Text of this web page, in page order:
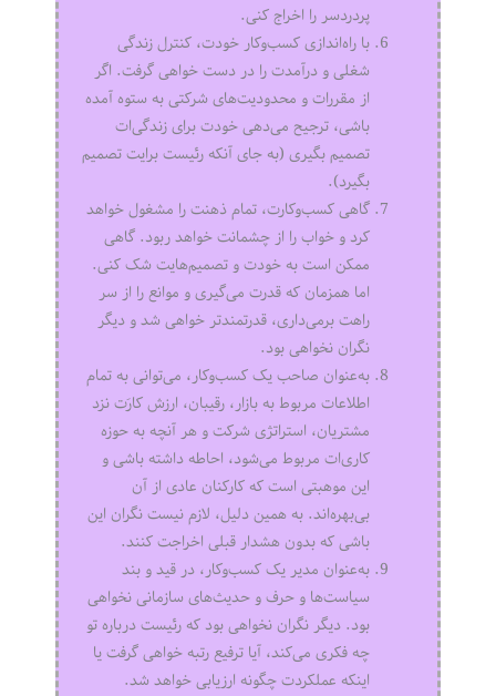
پردردسر را اخراج کنی.
با راه‌اندازی کسب‌وکار خودت، کنترل زندگی
شغلی و درآمدت را در دست خواهی گرفت. اگر
از مقررات و محدودیت‌های شرکتی به ستوه آمده
باشی، ترجیح می‌دهی خودت برای زندگی‌ات
تصمیم بگیری (به جای آنکه رئیست برایت تصمیم
بگیرد).
گاهی کسب‌وکارت، تمام ذهنت را مشغول خواهد
کرد و خواب را از چشمانت خواهد ربود. گاهی
ممکن است به خودت و تصمیم‌هایت شک کنی.
اما همزمان که قدرت می‌گیری و موانع را از سر
راهت برمی‌داری، قدرتمندتر خواهی شد و دیگر
نگران نخواهی بود.
به‌عنوان صاحب یک کسب‌وکار، می‌توانی به تمام
اطلاعات مربوط به بازار، رقیبان، ارزش کارَت نزد
مشتریان، استراتژی شرکت و هر آنچه به حوزه
کاری‌ات مربوط می‌شود، احاطه داشته باشی و
این موهبتی است که کارکنان عادی از آن
بی‌بهره‌اند. به همین دلیل، لازم نیست نگران این
باشی که بدون هشدار قبلی اخراجت کنند.
به‌عنوان مدیر یک کسب‌وکار، در قید و بند
سیاست‌ها و حرف و حدیث‌های سازمانی نخواهی
بود. دیگر نگران نخواهی بود که رئیست درباره تو
چه فکری می‌کند، آیا ترفیع رتبه خواهی گرفت یا
اینکه عملکردت چگونه ارزیابی خواهد شد.